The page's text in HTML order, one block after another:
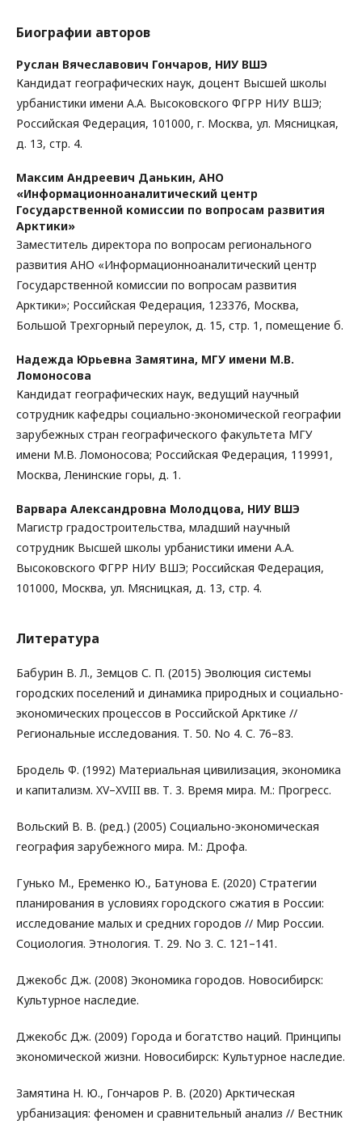
Биографии авторов
Руслан Вячеславович Гончаров, НИУ ВШЭ
Кандидат географических наук, доцент Высшей школы
урбанистики имени А.А. Высоковского ФГРР НИУ ВШЭ;
Российская Федерация, 101000, г. Москва, ул. Мясницкая,
д. 13, стр. 4.
Максим Андреевич Данькин, АНО
«Информационноаналитический центр
Государственной комиссии по вопросам развития
Арктики»
Заместитель директора по вопросам регионального
развития АНО «Информационноаналитический центр
Государственной комиссии по вопросам развития
Арктики»; Российская Федерация, 123376, Москва,
Большой Трехгорный переулок, д. 15, стр. 1, помещение б.
Надежда Юрьевна Замятина, МГУ имени М.В.
Ломоносова
Кандидат географических наук, ведущий научный
сотрудник кафедры социально-экономической географии
зарубежных стран географического факультета МГУ
имени М.В. Ломоносова; Российская Федерация, 119991,
Москва, Ленинские горы, д. 1.
Варвара Александровна Молодцова, НИУ ВШЭ
Магистр градостроительства, младший научный
сотрудник Высшей школы урбанистики имени А.А.
Высоковского ФГРР НИУ ВШЭ; Российская Федерация,
101000, Москва, ул. Мясницкая, д. 13, стр. 4.
Литература
Бабурин В. Л., Земцов С. П. (2015) Эволюция системы
городских поселений и динамика природных и социально-
экономических процессов в Российской Арктике //
Региональные исследования. Т. 50. No 4. С. 76–83.
Бродель Ф. (1992) Материальная цивилизация, экономика
и капитализм. XV–XVIII вв. Т. 3. Время мира. М.: Прогресс.
Вольский В. В. (ред.) (2005) Социально-экономическая
география зарубежного мира. М.: Дрофа.
Гунько М., Еременко Ю., Батунова Е. (2020) Стратегии
планирования в условиях городского сжатия в России:
исследование малых и средних городов // Мир России.
Социология. Этнология. Т. 29. No 3. С. 121–141.
Джекобс Дж. (2008) Экономика городов. Новосибирск:
Культурное наследие.
Джекобс Дж. (2009) Города и богатство наций. Принципы
экономической жизни. Новосибирск: Культурное наследие.
Замятина Н. Ю., Гончаров Р. В. (2020) Арктическая
урбанизация: феномен и сравнительный анализ // Вестник